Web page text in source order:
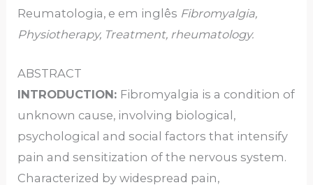
Reumatologia, e em inglês Fibromyalgia,
Physiotherapy, Treatment, rheumatology.
ABSTRACT
INTRODUCTION: Fibromyalgia is a condition of
unknown cause, involving biological,
psychological and social factors that intensify
pain and sensitization of the nervous system.
Characterized by widespread pain,